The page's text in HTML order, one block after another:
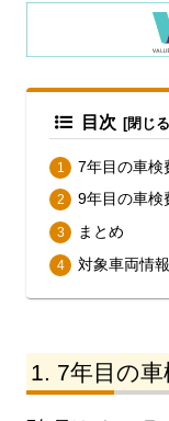
目次
7年目の車検
9年目の車検
まとめ
対象車両情報
7年目の